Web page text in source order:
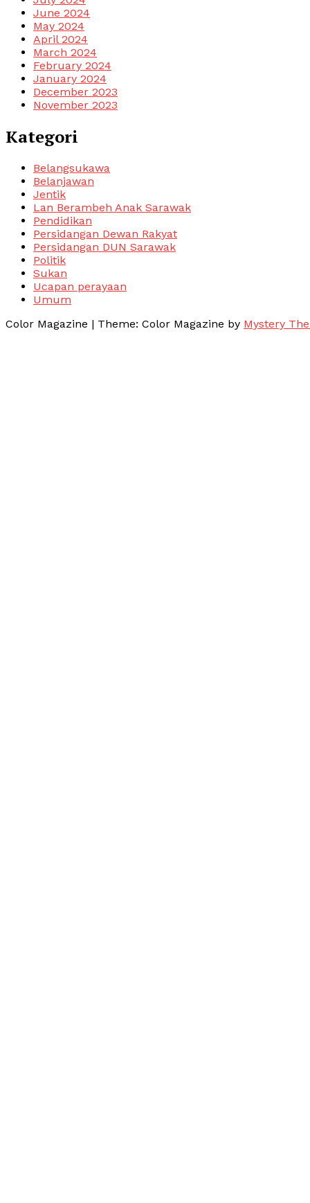
June 2024
May 2024
April 2024
March 2024
February 2024
January 2024
December 2023
November 2023
Kategori
Belangsukawa
Belanjawan
Jentik
Lan Berambeh Anak Sarawak
Pendidikan
Persidangan Dewan Rakyat
Persidangan DUN Sarawak
Politik
Sukan
Ucapan perayaan
Umum
Color Magazine | Theme: Color Magazine by Mystery